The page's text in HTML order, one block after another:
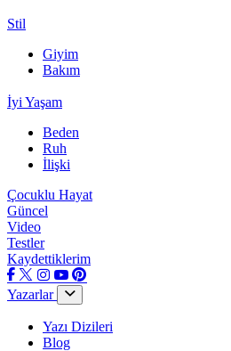
Stil
Giyim
Bakım
İyi Yaşam
Beden
Ruh
İlişki
Çocuklu Hayat
Güncel
Video
Testler
Kaydettiklerim
Yazarlar
Yazı Dizileri
Blog